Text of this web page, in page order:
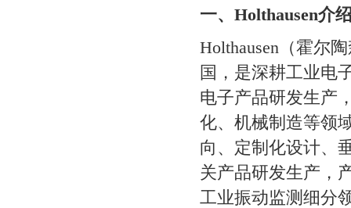
一、Holthausen介
Holthausen（霍尔
国，是深耕工业电
电子产品研发生产
化、机械制造等领
向、定制化设计、
关产品研发生产，
工业振动监测细分